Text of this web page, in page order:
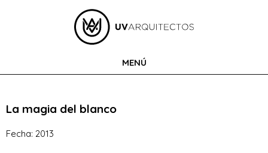
MENÚ
La magia del blanco
Fecha: 2013